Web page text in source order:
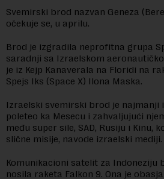
Svemirski brod nazvan Geneza
očekuje se, u aprilu.
Brod je izgradila neprofitna grupa
saradnji sa Izraelskom
je iz Kejp Kanaverala na Floridi na
Spejs Iks (Space X) Ilona Maska.
Izraelski svemirski brod je najmanji
poleteo ka Mesecu i zahvaljujući
među super sile, SAD, Rusiju i Kinu,
slične misije, navode izraelski mediji.
Komunikacioni satelit za Indoneziju
nosila raketa Falkon 9. Ona je